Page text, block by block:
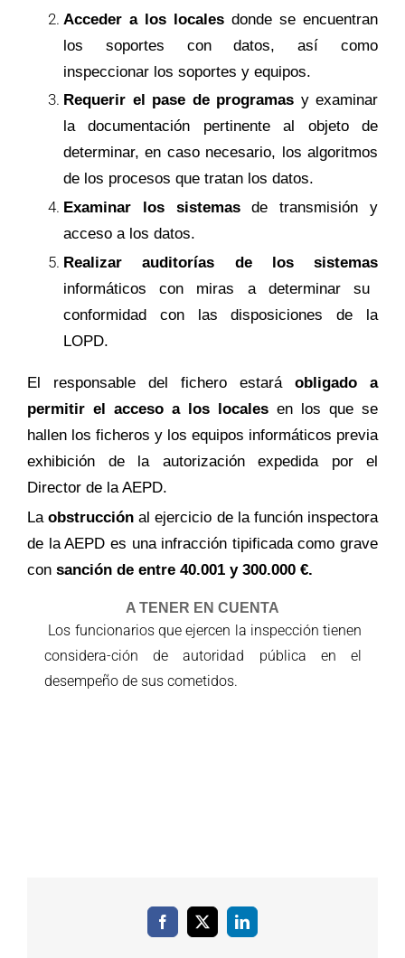
Acceder a los locales donde se encuentran
los soportes con datos, así como
inspeccionar los soportes y equipos.
Requerir el pase de programas y examinar
la documentación pertinente al objeto de
determinar, en caso necesario, los algoritmos
de los procesos que tratan los datos.
Examinar los sistemasde transmisión y
acceso a los datos.
Realizar auditorías de los sistemas
informáticos con miras a determinar su
conformidad con las disposiciones de la
LOPD.
El responsable del fichero estará obligado a
permitir el acceso a los locales en los que se
hallen los ficheros y los equipos informáticos previa
exhibición de la autorización expedida por el
Director de la AEPD.
Laobstrucción al ejercicio de la función inspectora
de la AEPD es una infracción tipificada como grave
con sanción de entre 40.001 y 300.000 €.
A TENER EN CUENTA
Los funcionarios que ejercen la inspección tienen
considera-ción de autoridad pública en el
desempeño de sus cometidos.
Facebook
X LinkedIn